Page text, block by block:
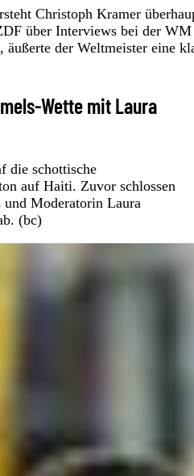
Christoph Kramer
über Interviews bei der WM
der Weltmeister eine
Wette mit Laura
die schottische
auf Haiti. Zuvor schlossen
Moderatorin Laura
(bc)